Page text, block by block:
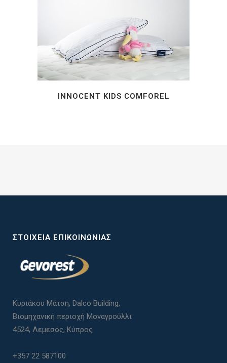
INNOCENT KIDS COMFOREL
ΣΤΟΙΧΕΊΑ ΕΠΙΚΟΙΝΩΝΊΑΣ
Κυριάκου Μάτση, Dalco Building,
Βιομηχανική περιοχή Μοναγρούλλι
4524, Λεμεσός, Κύπρος
+357 22 587100